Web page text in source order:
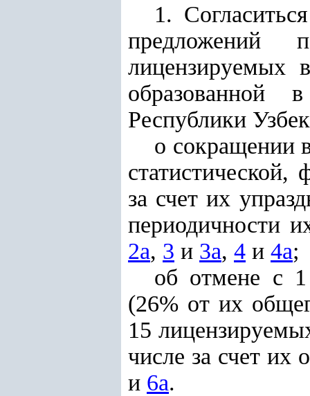
1.
предложений
лицензируемых
образованной
Республики
о сокращении
статистической,
за счет их
периодичности
2а, 3 и 3а, 4 и 4а;
об отмене с 1
(26% от их
15
числе за счет их
и 6а.